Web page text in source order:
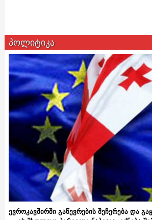
პოლიტიკა
ევროკავშირში გაწევრების შეჩერება და